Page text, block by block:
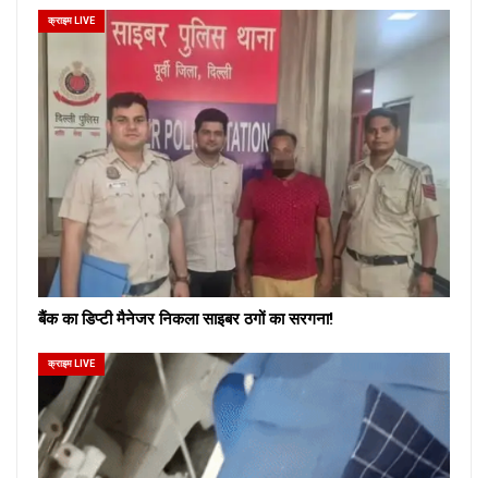
क्राइम LIVE
बैंक का डिप्टी मैनेजर निकला साइबर ठगों का सरगना!
क्राइम LIVE